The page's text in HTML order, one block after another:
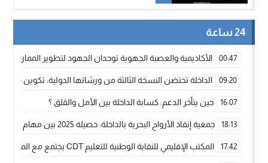
24 ساعة
00:47 الأكاديمية والعصبة الجهوية توحدان الجهود لتطوير الممارسة
09:20 الداخلة تحتضن النسخة الثالثة من ورشاتها الدولية: تكوين
16:07 حين يتأخر الدعم: كسابة الداخلة بين الأمل والقلق ؟
18:13 جمعية إنقاذ الأرواح البحرية بالداخلة: حصيلة 2025 بين مهام الإنقاذ ومشروع “دار البحار”
17:42 المكتب الإقليمي للنقابة الوطنية للتعليم CDT يجتمع مع المدير الإقليمي لمناقشة ملفات جوهرية لنساء ورجال التعليم